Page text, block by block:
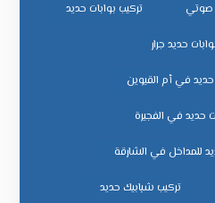
صوتي تركيب بوابات حديد
حديد جرار
حديد في أم القيوين
حديد في الفجيرة
للمداخل في الشارقة
تركيب شبابيك حديد